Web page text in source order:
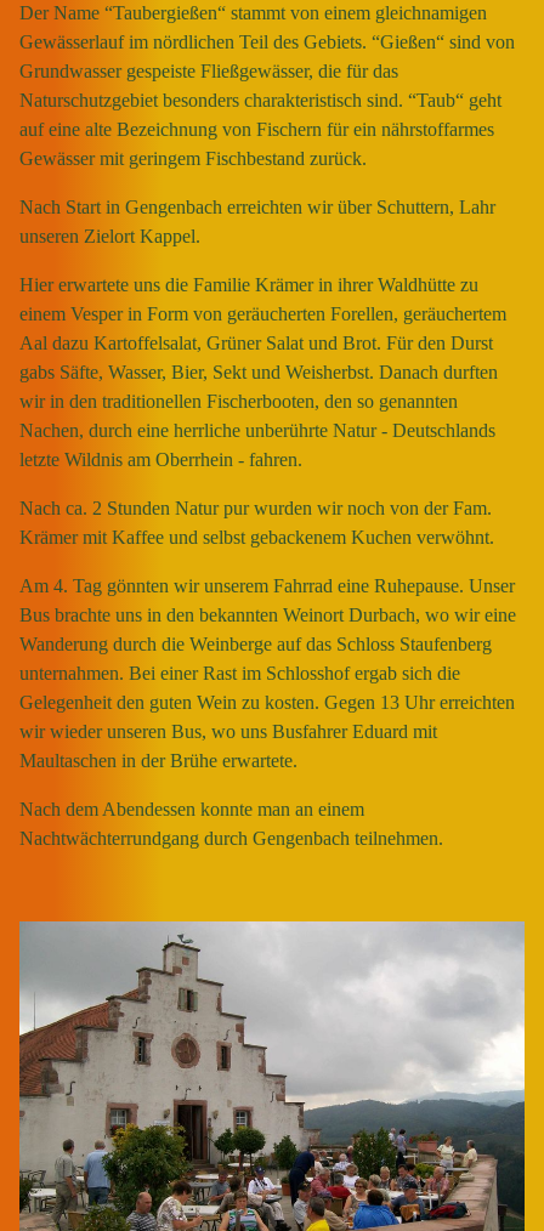
Der Name “Taubergießen“ stammt von einem gleichnamigen
Gewässerlauf im nördlichen Teil des Gebiets. “Gießen“ sind von
Grundwasser gespeiste Fließgewässer, die für das
Naturschutzgebiet besonders charakteristisch sind. “Taub“ geht
auf eine alte Bezeichnung von Fischern für ein nährstoffarmes
Gewässer mit geringem Fischbestand zurück.
Nach Start in Gengenbach erreichten wir über Schuttern, Lahr
unseren Zielort Kappel.
Hier erwartete uns die Familie Krämer in ihrer Waldhütte zu
einem Vesper in Form von geräucherten Forellen, geräuchertem
Aal dazu Kartoffelsalat, Grüner Salat und Brot. Für den Durst
gabs Säfte, Wasser, Bier, Sekt und Weisherbst. Danach durften
wir in den traditionellen Fischerbooten, den so genannten
Nachen, durch eine herrliche unberührte Natur - Deutschlands
letzte Wildnis am Oberrhein - fahren.
Nach ca. 2 Stunden Natur pur wurden wir noch von der Fam.
Krämer mit Kaffee und selbst gebackenem Kuchen verwöhnt.
Am 4. Tag gönnten wir unserem Fahrrad eine Ruhepause. Unser
Bus brachte uns in den bekannten Weinort Durbach, wo wir eine
Wanderung durch die Weinberge auf das Schloss Staufenberg
unternahmen. Bei einer Rast im Schlosshof ergab sich die
Gelegenheit den guten Wein zu kosten. Gegen 13 Uhr erreichten
wir wieder unseren Bus, wo uns Busfahrer Eduard mit
Maultaschen in der Brühe erwartete.
Nach dem Abendessen konnte man an einem
Nachtwächterrundgang durch Gengenbach teilnehmen.